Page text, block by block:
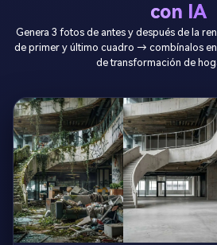
con IA
Genera 3 fotos de antes y después de la
de primer y último cuadro → combínalos
de transformación de